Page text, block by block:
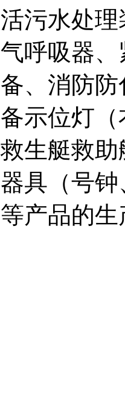
污水处
呼吸器
、消防
示位灯
生艇救
具（号
产品的生